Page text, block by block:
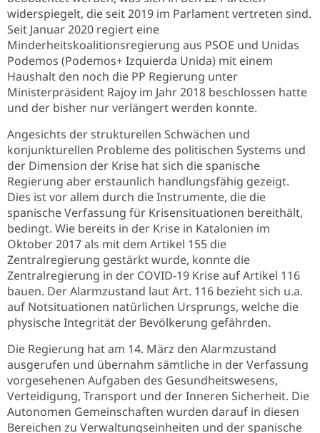
widerspiegelt, die seit 2019 im Parlament vertreten sind.
Seit Januar 2020 regiert eine
Minderheitskoalitionsregierung aus PSOE und Unidas
Podemos (Podemos+ Izquierda Unida) mit einem
Haushalt den noch die PP Regierung unter
Ministerpräsident Rajoy im Jahr 2018 beschlossen hatte
und der bisher nur verlängert werden konnte.
Angesichts der strukturellen Schwächen und
konjunkturellen Probleme des politischen Systems und
der Dimension der Krise hat sich die spanische
Regierung aber erstaunlich handlungsfähig gezeigt.
Dies ist vor allem durch die Instrumente, die die
spanische Verfassung für Krisensituationen bereithält,
bedingt. Wie bereits in der Krise in Katalonien im
Oktober 2017 als mit dem Artikel 155 die
Zentralregierung gestärkt wurde, konnte die
Zentralregierung in der COVID-19 Krise auf Artikel 116
bauen. Der Alarmzustand laut Art. 116 bezieht sich u.a.
auf Notsituationen natürlichen Ursprungs, welche die
physische Integrität der Bevölkerung gefährden.
Die Regierung hat am 14. März den Alarmzustand
ausgerufen und übernahm sämtliche in der Verfassung
vorgesehenen Aufgaben des Gesundheitswesens,
Verteidigung, Transport und der Inneren Sicherheit. Die
Autonomen Gemeinschaften wurden darauf in diesen
Bereichen zu Verwaltungseinheiten und der spanische